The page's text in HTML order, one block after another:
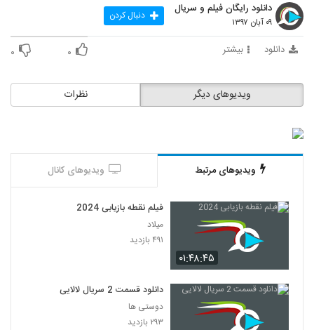
دانلود رایگان فیلم و سریال
۰۹ آبان ۱۳۹۷ دنبال کردن
دانلود بیشتر ۰ ۰
نظرات ویدیوهای دیگر
ویدیوهای مرتبط ویدیوهای کانال
۰۱:۴۸:۴۵
فیلم نقطه بازیابی 2024
میلاد
۴۹۱ بازدید
دانلود قسمت 2 سریال لالایی
دوستی ها
۲۹۳ بازدید